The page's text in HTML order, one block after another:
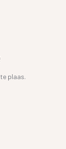
plaas.